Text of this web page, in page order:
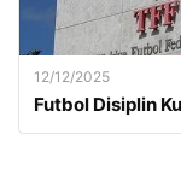
12/12/2025
Futbol Disiplin